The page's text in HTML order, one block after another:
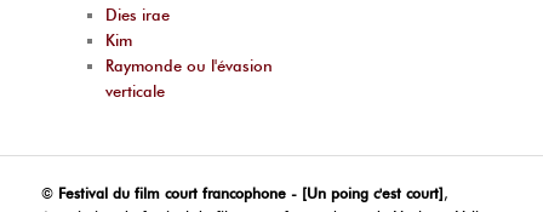
Dies irae
Kim
Raymonde ou l'évasion
verticale
© Festival du film court francophone - [Un poing c'est court],